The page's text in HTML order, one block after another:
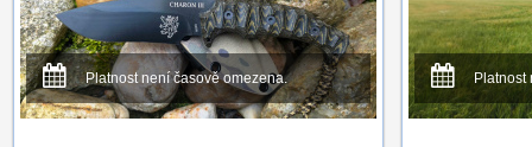
Platnost není časově omezena. Platnost